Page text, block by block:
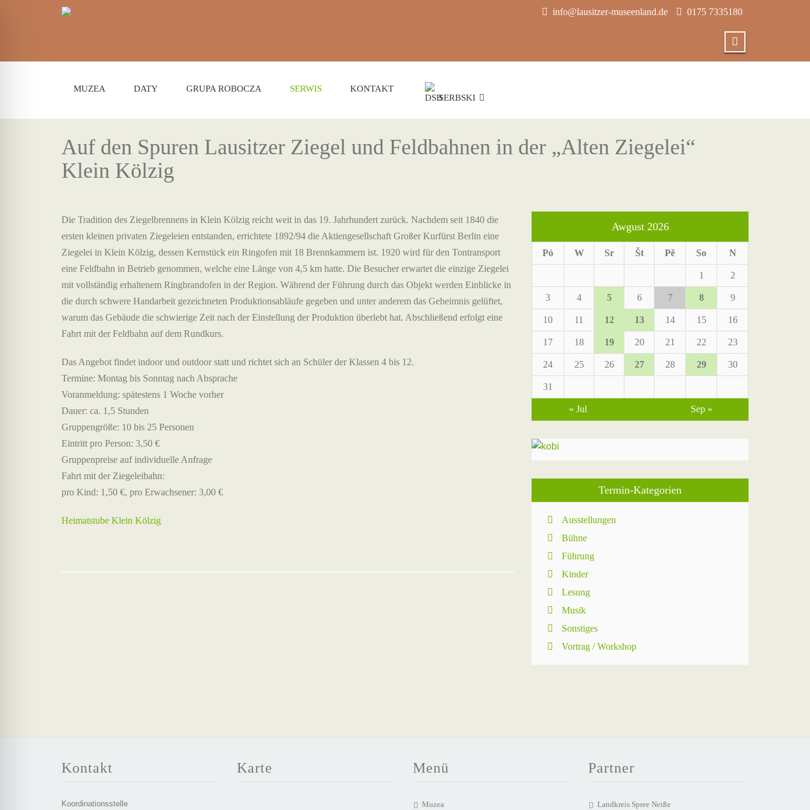
info@lausitzer-museenland.de 0175 7335180
MUZEA DATY GRUPA ROBOCZA SERWIS
KONTAKT
SERBSKI
Auf den Spuren Lausitzer Ziegel und Feldbahnen in der „Alten Ziegelei“
Klein Kölzig
Die Tradition des Ziegelbrennens in Klein Kölzig reicht weit in das 19. Jahrhundert zurück. Nachdem seit 1840 die
ersten kleinen privaten Ziegeleien entstanden, errichtete 1892/94 die Aktiengesellschaft Großer Kurfürst Berlin eine
Ziegelei in Klein Kölzig, dessen Kernstück ein Ringofen mit 18 Brennkammern ist. 1920 wird für den Tontransport
eine Feldbahn in Betrieb genommen, welche eine Länge von 4,5 km hatte. Die Besucher erwartet die einzige Ziegelei
mit vollständig erhaltenem Ringbrandofen in der Region. Während der Führung durch das Objekt werden Einblicke in
die durch schwere Handarbeit gezeichneten Produktionsabläufe gegeben und unter anderem das Geheimnis gelüftet,
warum das Gebäude die schwierige Zeit nach der Einstellung der Produktion überlebt hat. Abschließend erfolgt eine
Fahrt mit der Feldbahn auf dem Rundkurs.
Das Angebot findet indoor und outdoor statt und richtet sich an Schüler der Klassen 4 bis 12.
Termine: Montag bis Sonntag nach Absprache
Voranmeldung: spätestens 1 Woche vorher
Dauer: ca. 1,5 Stunden
Gruppengröße: 10 bis 25 Personen
Eintritt pro Person: 3,50 €
Gruppenpreise auf individuelle Anfrage
Fahrt mit der Ziegeleibahn:
pro Kind: 1,50 €, pro Erwachsener: 3,00 €
Heimatstube Klein Kölzig
Awgust 2026
Pó W Sr Št Pě So N
1 2
3 4 5 6 7 8 9
10 11 12 13 14 15 16
17 18 19 20 21 22 23
24 25 26 27 28 29 30
31
« Jul Sep »
Termin-Kategorien
Ausstellungen
Bühne
Führung
Kinder
Lesung
Musik
Sonstiges
Vortrag / Workshop
Kontakt
Koordinationsstelle
Karte Menü
Muzea
Partner
Landkreis Spree Neiße